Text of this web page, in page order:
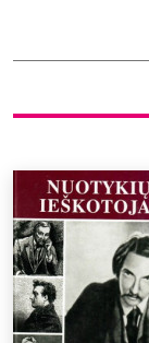
Naujienos
Bibliotekoms
D.U.K.